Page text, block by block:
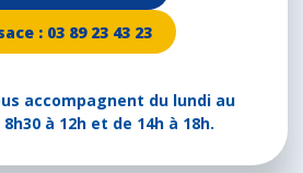
: 03 89 23 43 23
accompagnent du lundi au
à 12h et de 14h à 18h.